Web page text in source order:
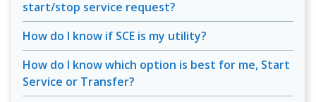
start/stop service request?
How do I know if SCE is my utility?
How do I know which option is best for me, Start
Service or Transfer?